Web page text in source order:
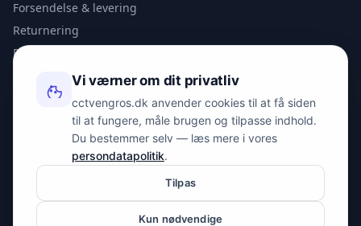
Forsendelse & levering
Returnering
Privatlivspolitik
KONTAKT
info@spyman.dk
Peter Bangs Vej 153, 2000 Frederiksberg
Vi værner om dit privatliv
cctvengros.dk anvender cookies til at få siden
til at fungere, måle brugen og tilpasse indhold.
Du bestemmer selv — læs mere i vores
persondatapolitik.
Tilpas
Kun nødvendige